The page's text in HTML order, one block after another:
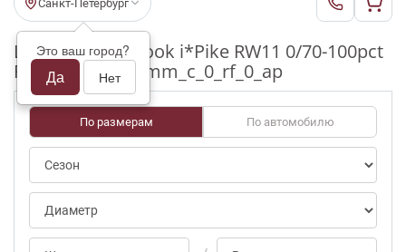
Санкт-Петербург
Это ваш город?
Да Нет
Шины бу Hankook i*Pike RW11 0/70-100pct
R18_225_55_6-7mm_c_0_rf_0_ap
По размерам По автомобилю